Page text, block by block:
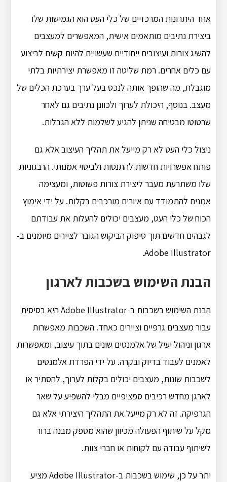
אחד היתרונות המרכזיים של כלי העט הוא הגמישות שלו
ביצירת נתיבים מותאמים אישית, המאפשרים למעצבים
להשיג צורות ועיצובים ייחודיים שעשויים להיות קשים לביצוע
עם כלים אחרים. רמת שליטה זו מאפשרת יצירתיות בלתי
מוגבלת, מה שהופך אותה לנכס בעל ערך בערכת הכלים של
מעצב. בנוסף, היכולת לערוך ולכוונן נתיבים גם לאחר
שרטוטו מבטיחה שניתן להגיע לשלמות ללא הגבלות.
ניצול כלי העט לא רק מייעל את תהליך העיצוב אלא גם
פותח אפשרויות חדשות להתנסות ולביטוי אמנותי. הרבגוניות
שלו משתרעת מעבר ליצירת צורות פשוטות, ומעצימה
אמנים להתמודד עם איורים מורכבים בקלות. על ידי אימוץ
הכוח של כלי העט, מעצבים יכולים להעלות את עבודתם
לגבהים חדשים תוך סיפוק הביקוש הגובר לציירים מיומנים ב-
Adobe Illustrator.
הבנת השימוש בשכבות לארגון
הבנת השימוש בשכבות ב-Adobe Illustrator היא בסיסית
עבור מעצבים גרפיים וציירים כאחד. השכבות מאפשרות
ארגון וניהול יעיל של אלמנטים שונים בתוך עיצוב, ומאפשרות
לאמנים לעבוד בדיוק ובקרה. על ידי הפרדת אלמנטים
לשכבות שונות, מעצבים יכולים בקלות לערוך, להסתיר או
לארגן מחדש רכיבים ספציפיים מבלי להשפיע על שאר
הגרפיקה. זה לא רק מייעל את התהליך היצירתי אלא גם
מקל על שיתוף הפעולה מכיוון שהוא מספק מבנה ברור
לשיתוף עבודה עם לקוחות או חברי צוות.
יתר על כן, שימוש בשכבות ב-Adobe Illustrator מציע